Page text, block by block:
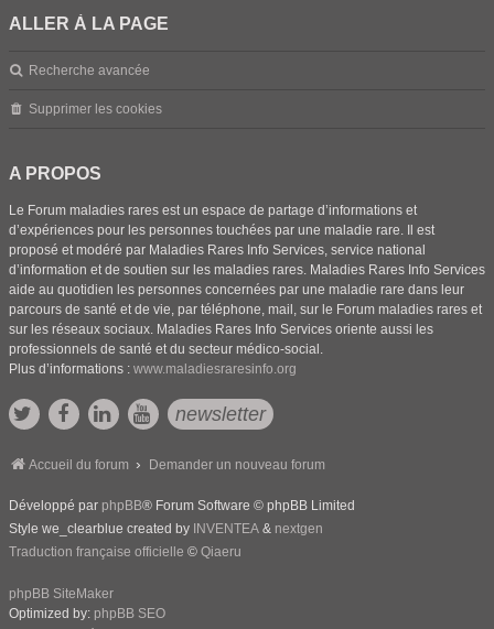
ALLER À LA PAGE
Recherche avancée
Supprimer les cookies
A PROPOS
Le Forum maladies rares est un espace de partage d’informations et
d’expériences pour les personnes touchées par une maladie rare. Il est
proposé et modéré par Maladies Rares Info Services, service national
d’information et de soutien sur les maladies rares. Maladies Rares Info Services
aide au quotidien les personnes concernées par une maladie rare dans leur
parcours de santé et de vie, par téléphone, mail, sur le Forum maladies rares et
sur les réseaux sociaux. Maladies Rares Info Services oriente aussi les
professionnels de santé et du secteur médico-social.
Plus d’informations : www.maladiesraresinfo.org
newsletter
Accueil du forum Demander un nouveau forum
Développé par phpBB® Forum Software © phpBB Limited
Style we_clearblue created by INVENTEA & nextgen
Traduction française officielle © Qiaeru
phpBB SiteMaker
Optimized by: phpBB SEO